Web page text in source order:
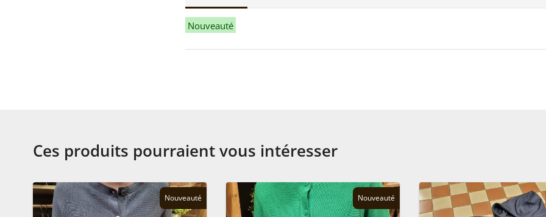
Nouveauté
Ces produits pourraient vous intéresser
Nouveauté Nouveauté